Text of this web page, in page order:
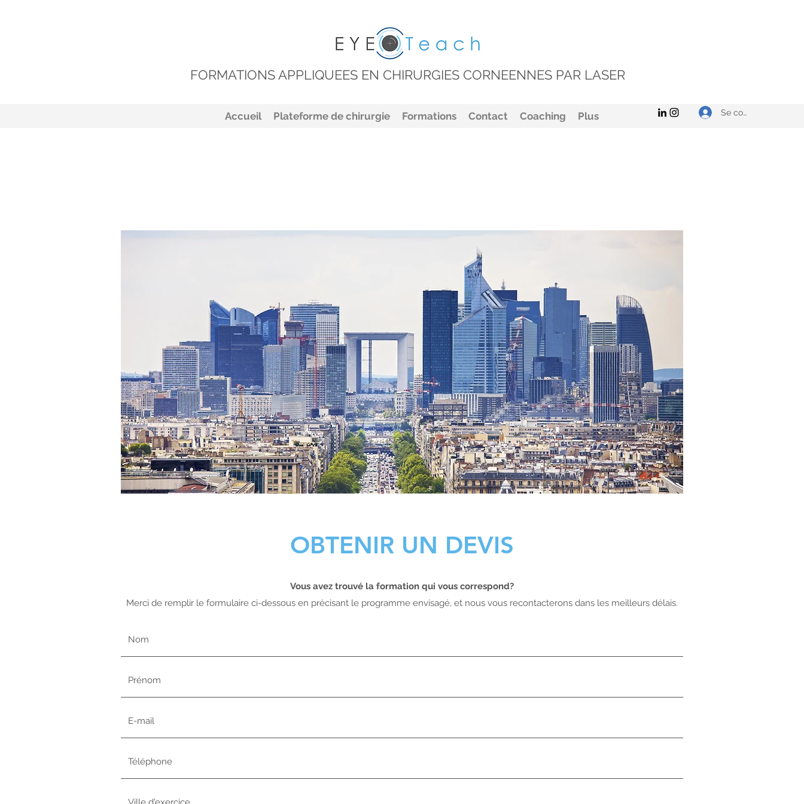
FORMATIONS APPLIQUEES EN CHIRURGIES CORNEENNES PAR LASER
Accueil Plateforme de chirurgie Formations Contact Coaching Plus Se connecter
OBTENIR UN DEVIS
Vous avez trouvé la formation qui vous correspond?
Merci de remplir le formulaire ci-dessous en précisant le programme envisagé, et nous vous recontacterons dans les meilleurs délais.